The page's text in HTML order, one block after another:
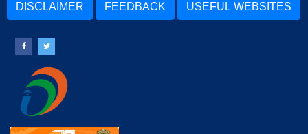
DISCLAIMER FEEDBACK USEFUL WEBSITES